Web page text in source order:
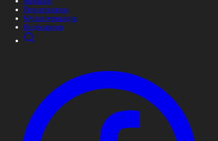
Телехикаялар
Мультсериалдар
Видеоархив